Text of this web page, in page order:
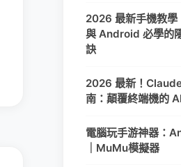
2026 最新手機教
與 Android 必學的
訣
2026 最新！
南：顛覆終端機的
電腦玩手游神器：
｜MuMu模擬器